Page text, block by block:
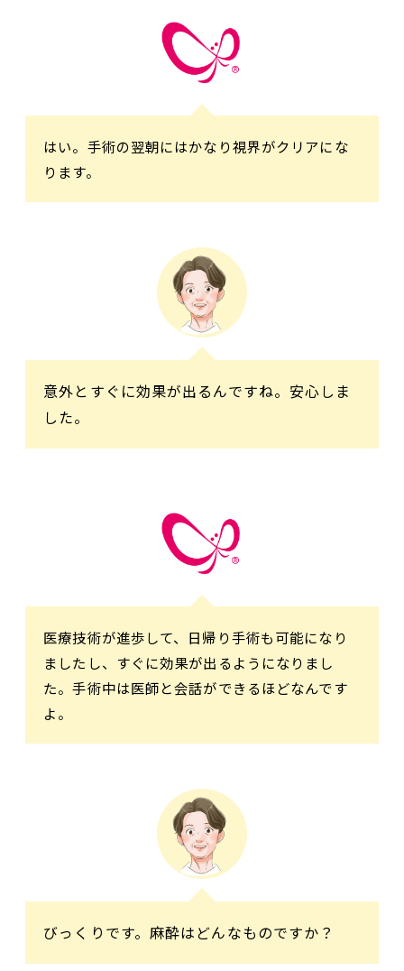
はい。手術の翌朝にはかなり視界がクリアにな
ります。
意外とすぐに効果が出るんですね。安心しま
した。
医療技術が進歩して、日帰り手術も可能になり
ましたし、すぐに効果が出るようになりまし
た。手術中は医師と会話ができるほどなんです
よ。
びっくりです。麻酔はどんなものですか？